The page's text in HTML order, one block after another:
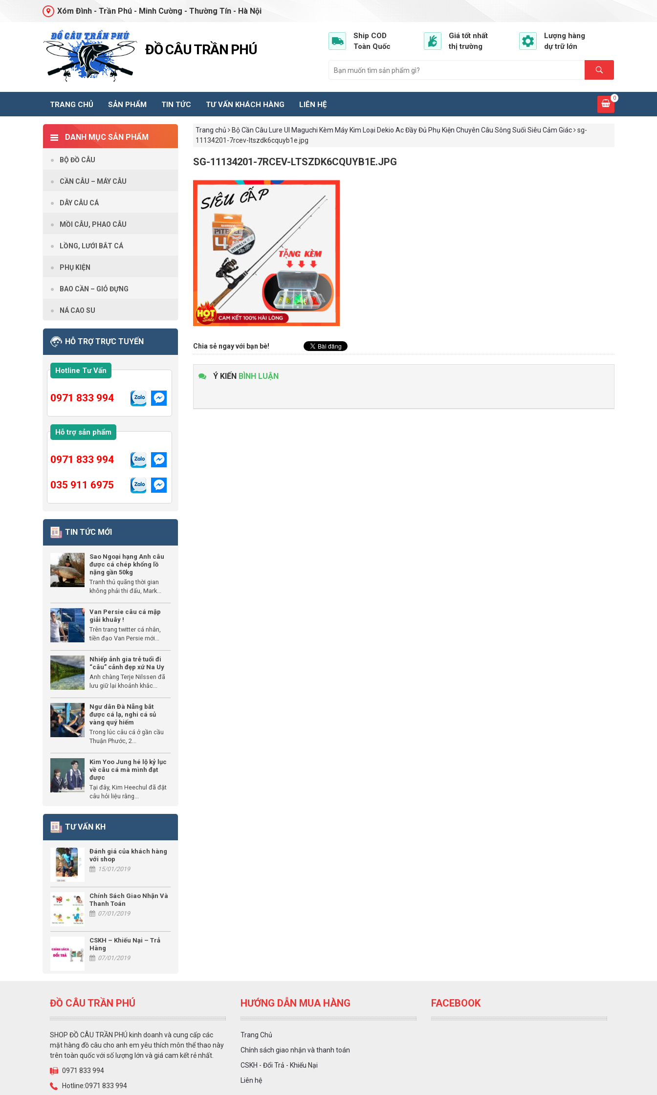
Xóm Đình - Trần Phú - Minh Cường - Thường Tín - Hà Nội
ĐỒ CÂU TRẦN PHÚ
Ship COD
Toàn Quốc
Giá tốt nhất
thị trường
Lượng hàng
dự trữ lớn
TRANG CHỦ SẢN PHẨM TIN TỨC TƯ VẤN KHÁCH HÀNG LIÊN HỆ
0
Trang chủ Bộ Cần Câu Lure Ul Maguchi Kèm Máy Kim Loại Dekio Ac Đầy Đủ Phụ Kiện Chuyên Câu Sông Suối Siêu Cảm Giác
sg-
11134201-7rcev-ltszdk6cquyb1e.jpg
SG-11134201-7RCEV-LTSZDK6CQUYB1E.JPG
Chia sẻ ngay với bạn bè!
Ý KIẾN BÌNH LUẬN
DANH MỤC SẢN PHẨM
BỘ ĐỒ CÂU
CẦN CÂU – MÁY CÂU
DÂY CÂU CÁ
MỒI CÂU, PHAO CÂU
LỒNG, LƯỚI BẮT CÁ
PHỤ KIỆN
BAO CẦN – GIỎ ĐỰNG
NÁ CAO SU
HỖ TRỢ TRỰC TUYẾN
Hotline Tư Vấn
0971 833 994
Hỗ trợ sản phẩm
0971 833 994
035 911 6975
TIN TỨC MỚI
Sao Ngoại hạng Anh câu
được cá chép khổng lồ
nặng gần 50kg
Tranh thủ quãng thời gian
không phải thi đấu, Mark...
Van Persie câu cá mập
giải khuây !
Trên trang twitter cá nhân,
tiền đạo Van Persie mới...
Nhiếp ảnh gia trẻ tuổi đi
“câu” cảnh đẹp xứ Na Uy
Anh chàng Terje Nilssen đã
lưu giữ lại khoảnh khắc...
Ngư dân Đà Nẵng bắt
được cá lạ, nghi cá sủ
vàng quý hiếm
Trong lúc câu cá ở gần cầu
Thuận Phước, 2...
Kim Yoo Jung hé lộ kỷ lục
về câu cá mà mình đạt
được
Tại đây, Kim Heechul đã đặt
câu hỏi liệu rằng...
TƯ VẤN KH
Đánh giá của khách hàng
với shop
15/01/2019
Chính Sách Giao Nhận Và
Thanh Toán
07/01/2019
CSKH – Khiếu Nại – Trả
Hàng
07/01/2019
ĐỒ CÂU TRẦN PHÚ
SHOP ĐỒ CÂU TRẦN PHÚ kinh doanh và cung cấp các
mặt hàng đồ câu cho anh em yêu thích môn thể thao này
trên toàn quốc với số lượng lớn và giá cam kết rẻ nhất.
0971 833 994
Hotline:0971 833 994
HƯỚNG DẪN MUA HÀNG
Trang Chủ
Chính sách giao nhận và thanh toán
CSKH - Đổi Trả - Khiếu Nại
Liên hệ
FACEBOOK